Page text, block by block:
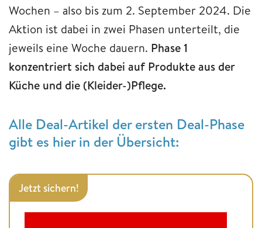
Wochen – also bis zum 2. September 2024. Die
Aktion ist dabei in zwei Phasen unterteilt, die
jeweils eine Woche dauern. Phase 1
konzentriert sich dabei auf Produkte aus der
Küche und die (Kleider-)Pflege.
Alle Deal-Artikel der ersten Deal-Phase
gibt es hier in der Übersicht:
Jetzt sichern!